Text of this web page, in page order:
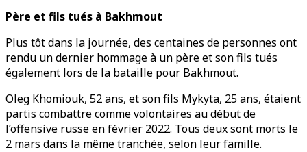
Père et fils tués à Bakhmout
Plus tôt dans la journée, des centaines de personnes ont
rendu un dernier hommage à un père et son fils tués
également lors de la bataille pour Bakhmout.
Oleg Khomiouk, 52 ans, et son fils Mykyta, 25 ans, étaient
partis combattre comme volontaires au début de
l’offensive russe en février 2022. Tous deux sont morts le
2 mars dans la même tranchée, selon leur famille.